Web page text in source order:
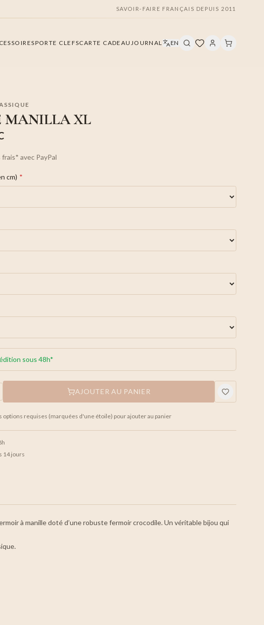
SAVOIR-FAIRE FRANÇAIS DEPUIS 2011
PORTE CLEFSCARTE CADEAU JOURNAL EN
MANILLA XL
frais* avec PayPal
cm) *
sous 48h*
AJOUTER AU PANIER
options requises (marquées d'une étoile) pour ajouter au panier
14 jours
à manille doté d’une robuste fermoir crocodile. Un véritable bijou qui